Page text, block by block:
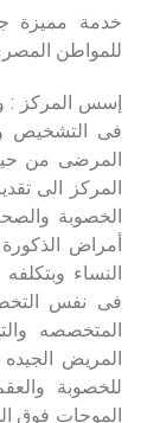
للمواطن
إسس المركز :
فى التشخيص
المرضى من حيث
المركز الى
الخصوبة
أمراض
النساء
فى نفس
المتخصصه
المريض
للخصوبة
الموجات فوق